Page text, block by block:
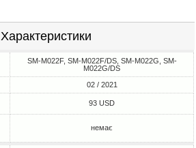
Характеристики
SM-M022F, SM-M022F/DS, SM-M022G, SM-
M022G/DS
02 / 2021
93 USD
немає